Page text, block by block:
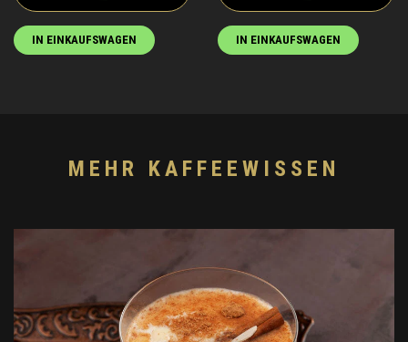
IN EINKAUFSWAGEN IN EINKAUFSWAGEN
MEHR KAFFEEWISSEN